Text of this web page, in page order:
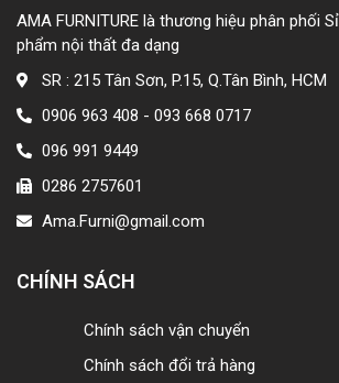
AMA FURNITURE là thương hiệu phân phối
phẩm nội thất đa dạng
SR : 215 Tân Sơn, P.15, Q.Tân Bình, HCM
0906 963 408 - 093 668 0717
096 991 9449
0286 2757601
Ama.Furni@gmail.com
CHÍNH SÁCH
Chính sách vận chuyển
Chính sách đổi trả hàng